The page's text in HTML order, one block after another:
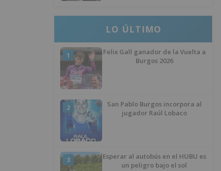
LO ÚLTIMO
1
Felix Gall ganador de la Vuelta a
Burgos 2026
2
San Pablo Burgos incorpora al
jugador Raúl Lobaco
3
Esperar al autobús en el HUBU es
un peligro bajo el sol